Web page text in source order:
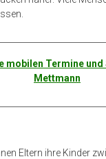
mobilen Termine
Mettmann
Eltern ihre Kinder